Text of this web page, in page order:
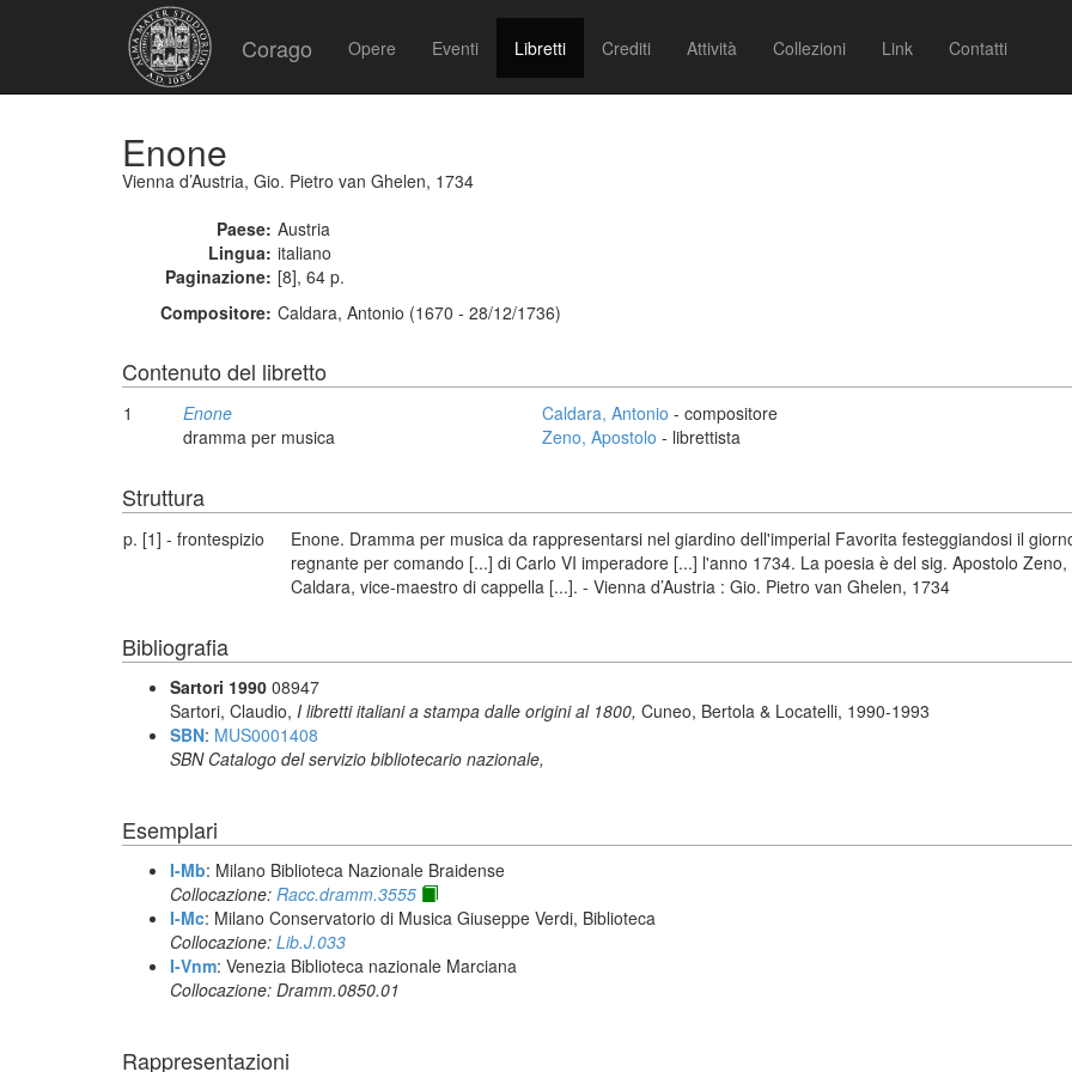
Corago Opere Eventi Libretti Crediti Attività Collezioni Link Contatti
Enone
Vienna d’Austria, Gio. Pietro van Ghelen, 1734
Paese: Austria
Lingua: italiano
Paginazione: [8], 64 p.
Compositore: Caldara, Antonio (1670 - 28/12/1736)
Contenuto del libretto
1
Enone
dramma per musica
Caldara, Antonio - compositore
Zeno, Apostolo - librettista
Struttura
p. [1] - frontespizio
Enone. Dramma per musica da rappresentarsi nel giardino dell'imperial Favorita festeggiandosi il
regnante per comando [...] di Carlo VI imperadore [...] l'anno 1734. La poesia è del sig. Apostolo
Caldara, vice-maestro di cappella [...]. - Vienna d’Austria : Gio. Pietro van Ghelen, 1734
Bibliografia
Sartori 1990 08947
Sartori, Claudio, I libretti italiani a stampa dalle origini al 1800, Cuneo, Bertola & Locatelli, 1990-1993
SBN: MUS0001408
SBN Catalogo del servizio bibliotecario nazionale,
Esemplari
I-Mb: Milano Biblioteca Nazionale Braidense
Collocazione: Racc.dramm.3555
I-Mc: Milano Conservatorio di Musica Giuseppe Verdi, Biblioteca
Collocazione: Lib.J.033
I-Vnm: Venezia Biblioteca nazionale Marciana
Collocazione: Dramm.0850.01
Rappresentazioni